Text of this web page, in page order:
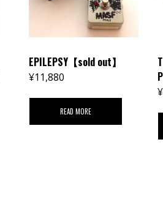
EPILEPSY【sold out】
¥11,880
READ MORE
¥